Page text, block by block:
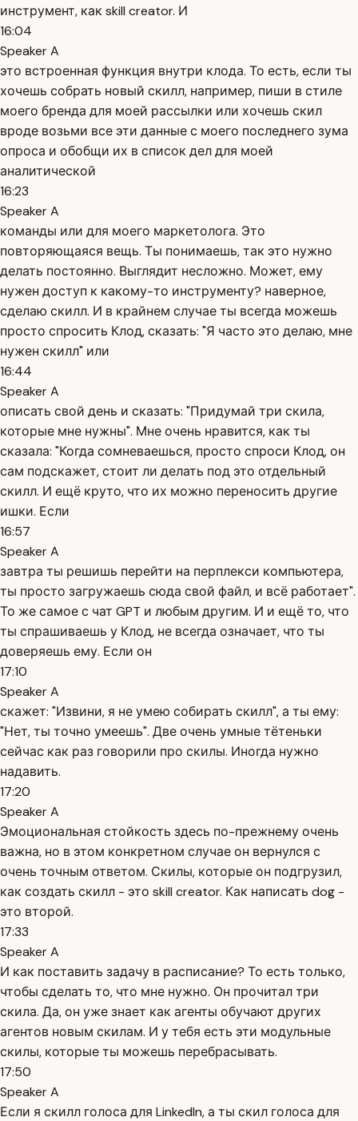
инструмент, как skill creator. И
16:04
Speaker A
это встроенная функция внутри клода. То есть, если ты
хочешь собрать новый скилл, например, пиши в стиле
моего бренда для моей рассылки или хочешь скил
вроде возьми все эти данные с моего последнего зума
опроса и обобщи их в список дел для моей
аналитической
16:23
Speaker A
команды или для моего маркетолога. Это
повторяющаяся вещь. Ты понимаешь, так это нужно
делать постоянно. Выглядит несложно. Может, ему
нужен доступ к какому-то инструменту? наверное,
сделаю скилл. И в крайнем случае ты всегда можешь
просто спросить Клод, сказать: "Я часто это делаю, мне
нужен скилл" или
16:44
Speaker A
описать свой день и сказать: "Придумай три скила,
которые мне нужны". Мне очень нравится, как ты
сказала: "Когда сомневаешься, просто спроси Клод, он
сам подскажет, стоит ли делать под это отдельный
скилл. И ещё круто, что их можно переносить другие
ишки. Если
16:57
Speaker A
завтра ты решишь перейти на перплекси компьютера,
ты просто загружаешь сюда свой файл, и всё работает".
То же самое с чат GPT и любым другим. И и ещё то, что
ты спрашиваешь у Клод, не всегда означает, что ты
доверяешь ему. Если он
17:10
Speaker A
скажет: "Извини, я не умею собирать скилл", а ты ему:
"Нет, ты точно умеешь". Две очень умные тётеньки
сейчас как раз говорили про скилы. Иногда нужно
надавить.
17:20
Speaker A
Эмоциональная стойкость здесь по-прежнему очень
важна, но в этом конкретном случае он вернулся с
очень точным ответом. Скилы, которые он подгрузил,
как создать скилл - это skill creator. Как написать dog -
это второй.
17:33
Speaker A
И как поставить задачу в расписание? То есть только,
чтобы сделать то, что мне нужно. Он прочитал три
скила. Да, он уже знает как агенты обучают других
агентов новым скилам. И у тебя есть эти модульные
скилы, которые ты можешь перебрасывать.
17:50
Speaker A
Если я скилл голоса для LinkedIn, а ты скил голоса для